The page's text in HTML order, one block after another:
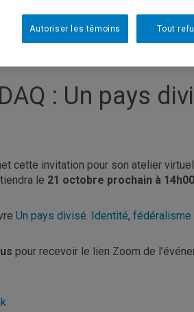
: Un pays
cette invitation pour son atelier
le 21 octobre prochain à 14h00
Un pays divisé. Identité, fédéralisme
pour recevoir le lien Zoom de
Tout
Autoriser les témoins